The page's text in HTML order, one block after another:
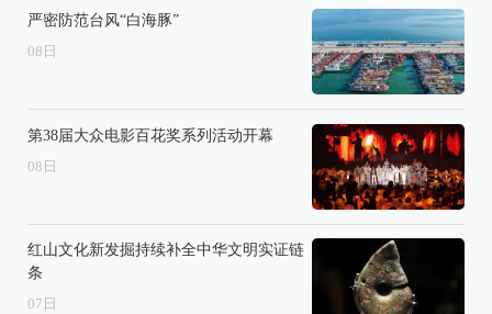
严密防范台风“白海豚”
08 日
第38届大众电影百花奖系列活动开幕
08 日
红山文化新发掘持续补全中华文明实证链
条
07 日